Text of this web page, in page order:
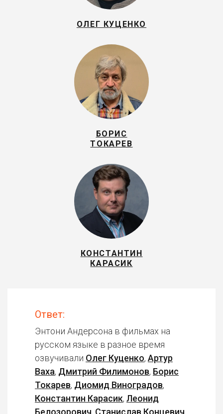
ОЛЕГ КУЦЕНКО
БОРИС
ТОКАРЕВ
КОНСТАНТИН
КАРАСИК
Ответ:
Энтони Андерсона в фильмах на
русском языке в разное время
озвучивали Олег Куценко, Артур
Ваха, Дмитрий Филимонов, Борис
Токарев, Диомид Виноградов,
Константин Карасик, Леонид
Белозорович Станислав Концевич